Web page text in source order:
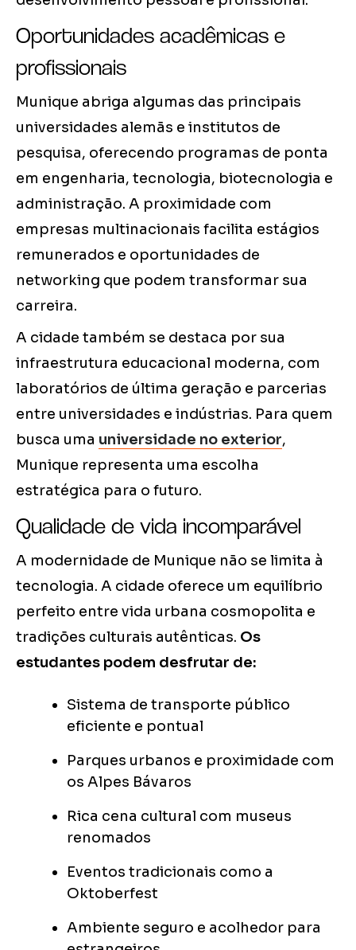
Oportunidades acadêmicas e
profissionais
Munique abriga algumas das principais
universidades alemãs e institutos de
pesquisa, oferecendo programas de ponta
em engenharia, tecnologia, biotecnologia e
administração. A proximidade com
empresas multinacionais facilita estágios
remunerados e oportunidades de
networking que podem transformar sua
carreira.
A cidade também se destaca por sua
infraestrutura educacional moderna, com
laboratórios de última geração e parcerias
entre universidades e indústrias. Para quem
busca uma universidade no exterior,
Munique representa uma escolha
estratégica para o futuro.
Qualidade de vida incomparável
A modernidade de Munique não se limita à
tecnologia. A cidade oferece um equilíbrio
perfeito entre vida urbana cosmopolita e
tradições culturais autênticas. Os
estudantes podem desfrutar de:
Sistema de transporte público
eficiente e pontual
Parques urbanos e proximidade com
os Alpes Bávaros
Rica cena cultural com museus
renomados
Eventos tradicionais como a
Oktoberfest
Ambiente seguro e acolhedor para